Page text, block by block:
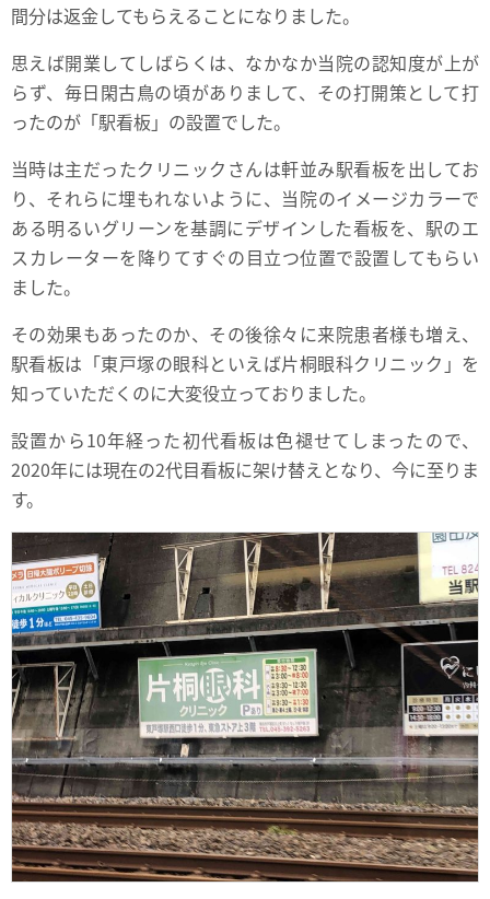
間分は返金してもらえることになりました。
思えば開業してしばらくは、なかなか当院の認知度が上が
らず、毎日閑古鳥の頃がありまして、その打開策として打
ったのが「駅看板」の設置でした。
当時は主だったクリニックさんは軒並み駅看板を出してお
り、それらに埋もれないように、当院のイメージカラーで
ある明るいグリーンを基調にデザインした看板を、駅のエ
スカレーターを降りてすぐの目立つ位置で設置してもらい
ました。
その効果もあったのか、その後徐々に来院患者様も増え、
駅看板は「東戸塚の眼科といえば片桐眼科クリニック」を
知っていただくのに大変役立っておりました。
設置から10年経った初代看板は色褪せてしまったので、
2020年には現在の2代目看板に架け替えとなり、今に至りま
す。